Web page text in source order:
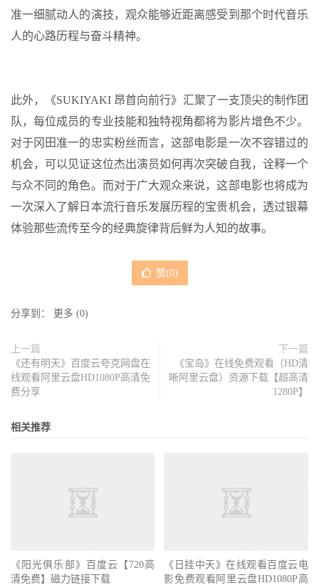
准一细腻动人的演技，观众能够近距离感受到那个时代音乐
人的心路历程与奋斗精神。
此外，《SUKIYAKI 昂首向前行》汇聚了一支顶尖的制作团
队，每位成员的专业技能和独特视角都将为影片增色不少。
对于冈田准一的忠实粉丝而言，这部电影是一次不容错过的
机会，可以见证这位杰出演员如何再次突破自我，诠释一个
与众不同的角色。而对于广大观众来说，这部电影也将成为
一次深入了解日本流行音乐发展历程的宝贵机会，透过银幕
体验那些流传至今的经典旋律背后鲜为人知的故事。
赞(0)
分享到： 更多 (0)
上一篇
《还有明天》百度云夸克网盘在
线观看阿里云盘HD1080P高清免
费分享
下一篇
《宝岛》在线免费观看（HD清
晰阿里云盘）资源下载【超高清
1280P】
相关推荐
《阳光俱乐部》百度云【720高
清免费】磁力链接下载
《日挂中天》在线观看百度云电
影免费观看阿里云盘HD1080P高